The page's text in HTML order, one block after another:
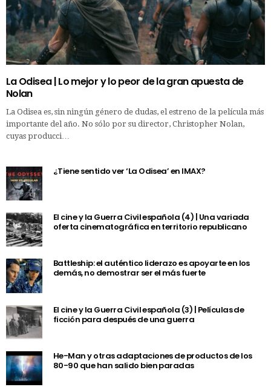
La Odisea | Lo mejor y lo peor de la gran apuesta de
Nolan
La Odisea es, sin ningún género de dudas, el estreno de la película más
importante del año. No sólo por su director, Christopher Nolan,
cuyas producci…
¿Tiene sentido ver ‘La Odisea’ en IMAX?
El cine y la Guerra Civil española (4) | Una variada
oferta cinematográfica en territorio republicano
Battleship: el auténtico liderazo es apoyarte en los
demás, no demostrar ser el más fuerte
El cine y la Guerra Civil española (3) | Películas de
ficción para después de una guerra
He-Man y otras adaptaciones de productos de los
80-90 que han salido bien paradas